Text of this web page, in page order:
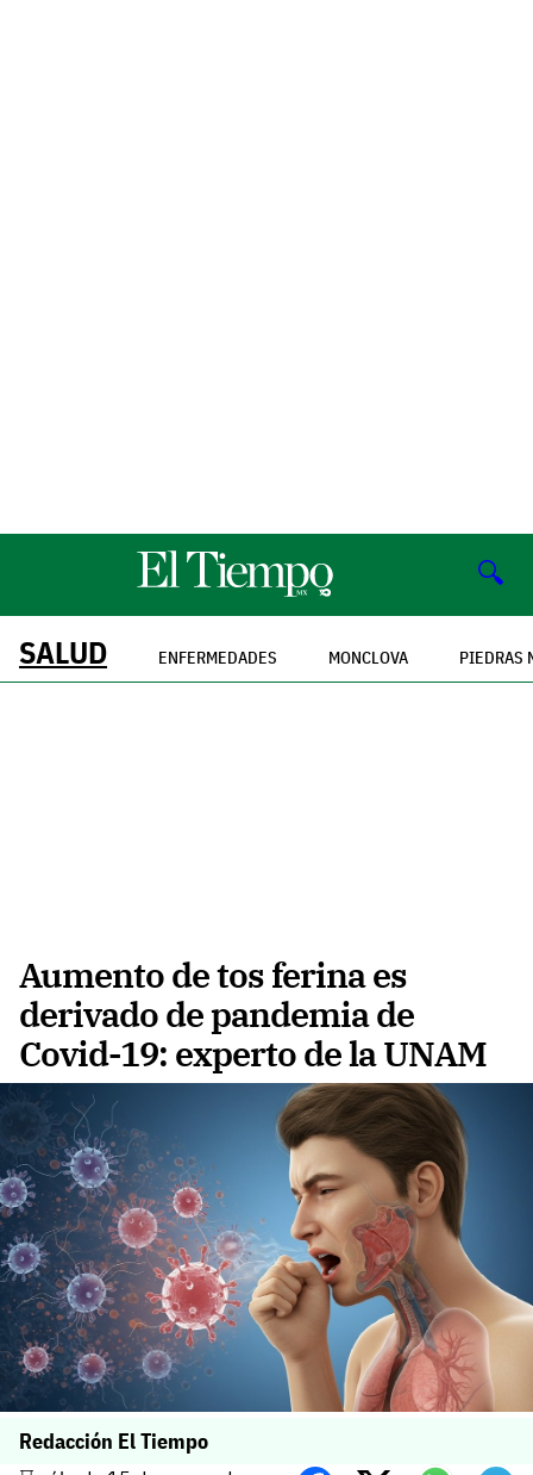
🔍
SALUD ENFERMEDADES MONCLOVA PIEDRAS
Aumento de tos ferina es
derivado de pandemia de
Covid-19: experto de la UNAM
Redacción El Tiempo